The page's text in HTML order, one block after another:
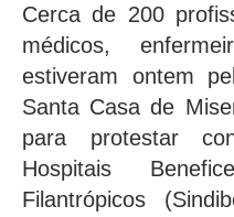
Cerca de 200
médicos,
estiveram ontem
Santa Casa de
para protestar
Hospitais
Filantrópicos